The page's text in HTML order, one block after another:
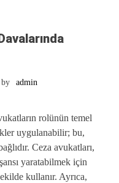
by admin
rolünün temel
uygulanabilir; bu,
Ceza avukatları,
yaratabilmek için
kullanır. Ayrıca,